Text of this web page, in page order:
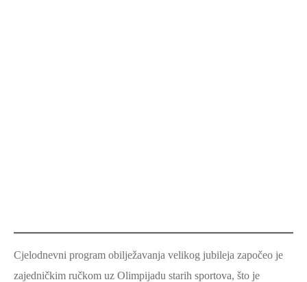
Cjelodnevni program obilježavanja velikog jubileja započeo je
zajedničkim ručkom uz Olimpijadu starih sportova, što je